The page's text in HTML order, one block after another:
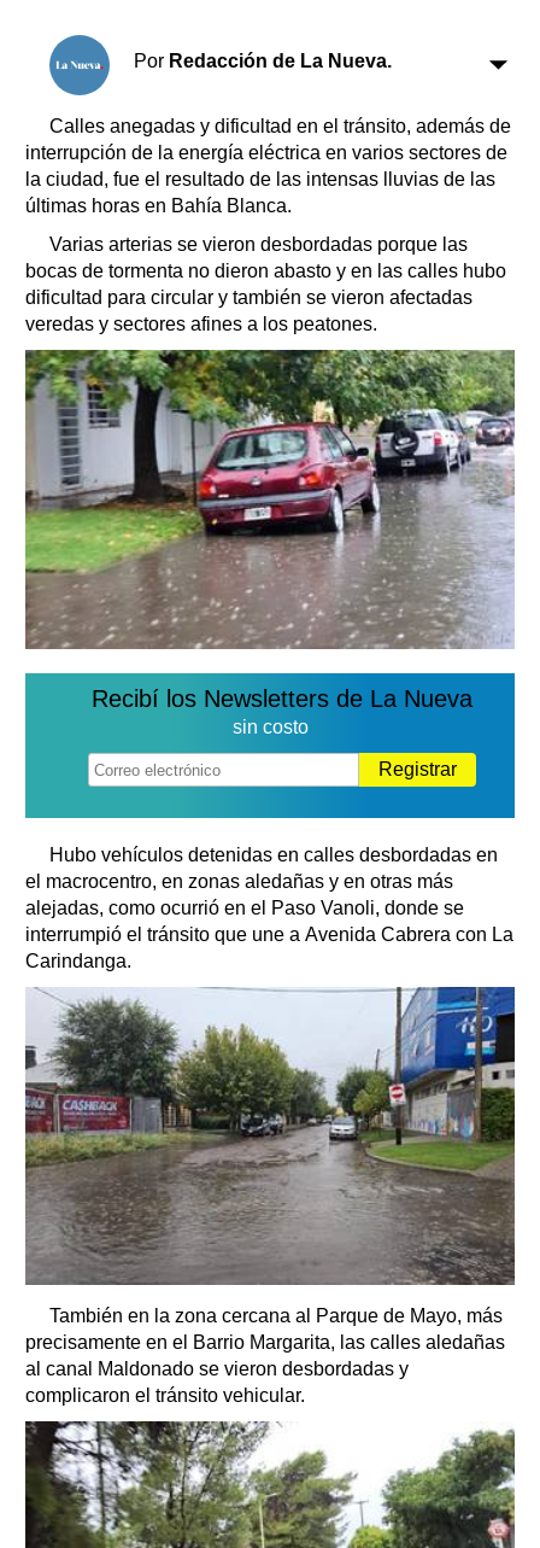
Horóscopo
Suplementos
Servicios
Farmacias
Transportes
Loterías
Datos Útiles
Fúnebres
Edictos
Teléfonos de urgencia
Por Redacción de La Nueva.
Calles anegadas y dificultad en el tránsito, además de
interrupción de la energía eléctrica en varios sectores de
la ciudad, fue el resultado de las intensas lluvias de las
últimas horas en Bahía Blanca.
Varias arterias se vieron desbordadas porque las
bocas de tormenta no dieron abasto y en las calles hubo
dificultad para circular y también se vieron afectadas
veredas y sectores afines a los peatones.
Recibí los Newsletters de La Nueva
sin costo
Registrar
Hubo vehículos detenidas en calles desbordadas en
el macrocentro, en zonas aledañas y en otras más
alejadas, como ocurrió en el Paso Vanoli, donde se
interrumpió el tránsito que une a Avenida Cabrera con La
Carindanga.
También en la zona cercana al Parque de Mayo, más
precisamente en el Barrio Margarita, las calles aledañas
al canal Maldonado se vieron desbordadas y
complicaron el tránsito vehicular.